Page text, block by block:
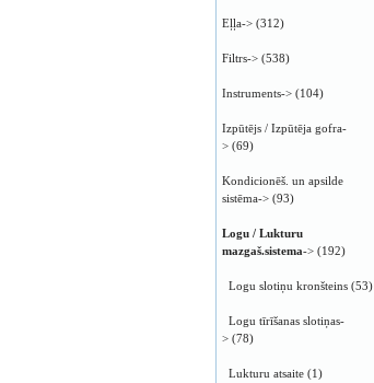
Eļļa-> (312)
Filtrs-> (538)
Instruments-> (104)
Izpūtējs / Izpūtēja gofra-
> (69)
Kondicionēš. un apsilde
sistēma-> (93)
Logu / Lukturu
mazgaš.sistema-> (192)
Logu slotiņu kronšteins (53)
Logu tīrīšanas slotiņas-
> (78)
Lukturu atsaite (1)